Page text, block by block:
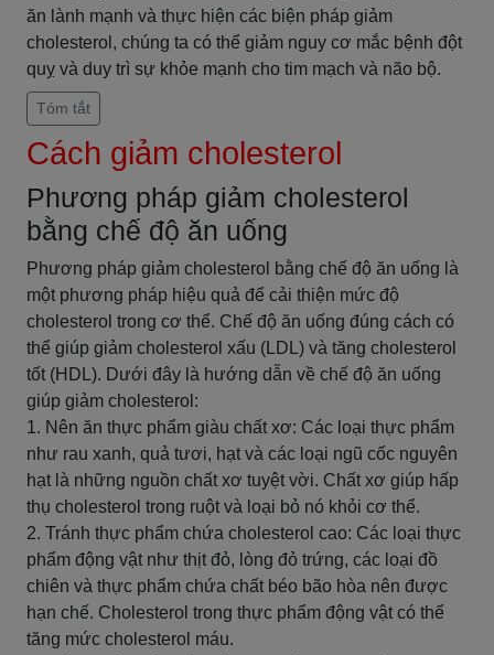
ăn lành mạnh và thực hiện các biện pháp giảm
cholesterol, chúng ta có thể giảm nguy cơ mắc bệnh đột
quỵ và duy trì sự khỏe mạnh cho tim mạch và não bộ.
Tóm tắt
Cách giảm cholesterol
Phương pháp giảm cholesterol
bằng chế độ ăn uống
Phương pháp giảm cholesterol bằng chế độ ăn uống là
một phương pháp hiệu quả để cải thiện mức độ
cholesterol trong cơ thể. Chế độ ăn uống đúng cách có
thể giúp giảm cholesterol xấu (LDL) và tăng cholesterol
tốt (HDL). Dưới đây là hướng dẫn về chế độ ăn uống
giúp giảm cholesterol:
1. Nên ăn thực phẩm giàu chất xơ: Các loại thực phẩm
như rau xanh, quả tươi, hạt và các loại ngũ cốc nguyên
hạt là những nguồn chất xơ tuyệt vời. Chất xơ giúp hấp
thụ cholesterol trong ruột và loại bỏ nó khỏi cơ thể.
2. Tránh thực phẩm chứa cholesterol cao: Các loại thực
phẩm động vật như thịt đỏ, lòng đỏ trứng, các loại đồ
chiên và thực phẩm chứa chất béo bão hòa nên được
hạn chế. Cholesterol trong thực phẩm động vật có thể
tăng mức cholesterol máu.